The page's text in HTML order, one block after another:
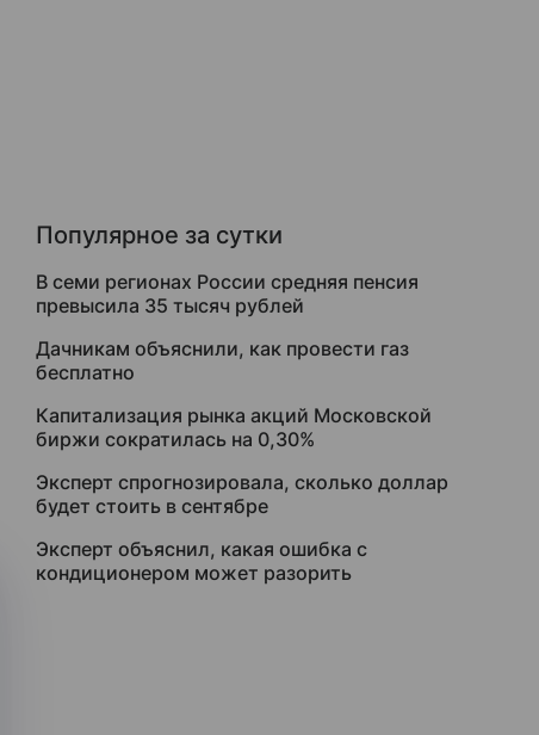
Популярное за сутки
В семи регионах России средняя пенсия
превысила 35 тысяч рублей
Дачникам объяснили, как провести газ
бесплатно
Капитализация рынка акций Московской
биржи сократилась на 0,30%
Эксперт спрогнозировала, сколько доллар
будет стоить в сентябре
Эксперт объяснил, какая ошибка с
кондиционером может разорить